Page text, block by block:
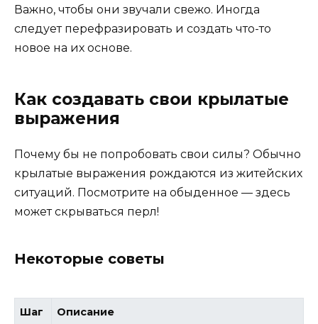
Важно, чтобы они звучали свежо. Иногда
следует перефразировать и создать что-то
новое на их основе.
Как создавать свои крылатые
выражения
Почему бы не попробовать свои силы? Обычно
крылатые выражения рождаются из житейских
ситуаций. Посмотрите на обыденное — здесь
может скрываться перл!
Некоторые советы
Шаг Описание